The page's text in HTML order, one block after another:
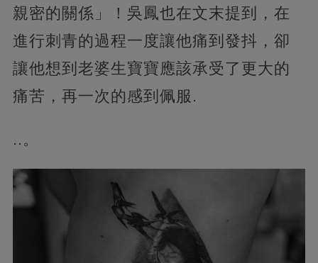
親密的關係」！吳鳳也在文末提到，在
進行刺青的過程一度讓他痛到發抖，卻
讓他想到老婆生寶寶應該承受了更大的
痛苦，再一次的感到佩服.
..。